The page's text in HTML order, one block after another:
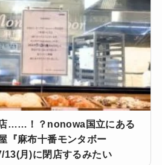
店……！？nonowa国立にある
『麻布十番モンタボー
月)に閉店するみたい